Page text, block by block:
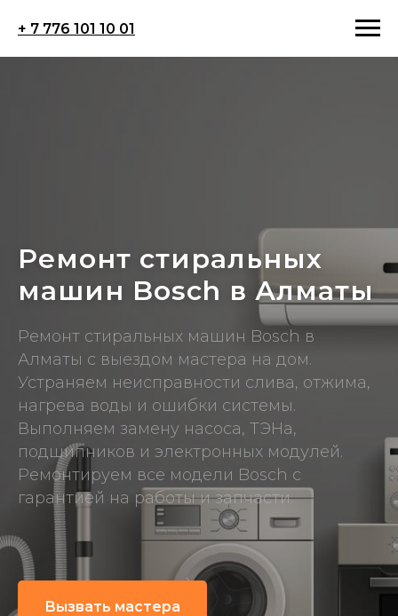
+ 7 776 101 10 01
Ремонт стиральных
машин Bosch в Алматы
Ремонт стиральных машин Bosch в
Алматы с выездом мастера на дом.
Устраняем неисправности слива, отжима,
нагрева воды и ошибки системы.
Выполняем замену насоса, ТЭНа,
подшипников и электронных модулей.
Ремонтируем все модели Bosch с
гарантией на работы и запчасти.
Вызвать мастера